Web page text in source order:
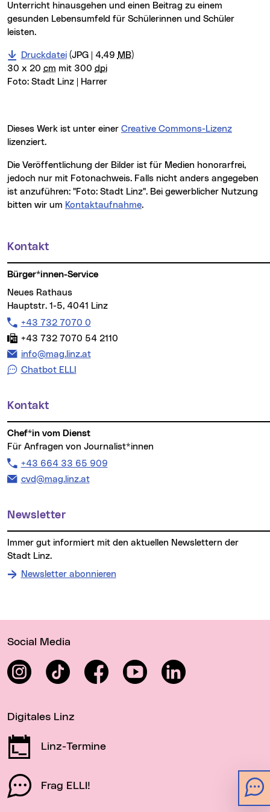
Unterricht hinausgehen und einen Beitrag zu einem
gesunden Lebensumfeld für Schülerinnen und Schüler
leisten.
Druckdatei(JPG | 4,49 MB)
30 x 20 cm mit 300 dpi
Foto: Stadt Linz | Harrer
Dieses Werk ist unter einer Creative Commons-Lizenz
lizenziert.
Die Veröffentlichung der Bilder ist für Medien honorarfrei,
jedoch nur mit Fotonachweis. Falls nicht anders angegeben
ist anzuführen: "Foto: Stadt Linz". Bei gewerblicher Nutzung
bitten wir um Kontaktaufnahme.
Weitere Informationen
Kontakt
Bürger*innen-Service
Neues Rathaus
Hauptstr. 1-5, 4041 Linz
Telefon:
+43 732 7070 0
Fax:
+43 732 7070 54 2110
E-Mail Adresse:
info@mag.linz.at
Chatbot ELLI
Kontakt
Chef*in vom Dienst
Für Anfragen von Journalist*innen
Telefon:
+43 664 33 65 909
E-Mail Adresse:
cvd@mag.linz.at
Newsletter
Stadt Linz.
Newsletter abonnieren
Social Media
InstagramTikTok FacebookYouTube LinkedIn
Digitales Linz
Linz-Termine
Frag ELLI!